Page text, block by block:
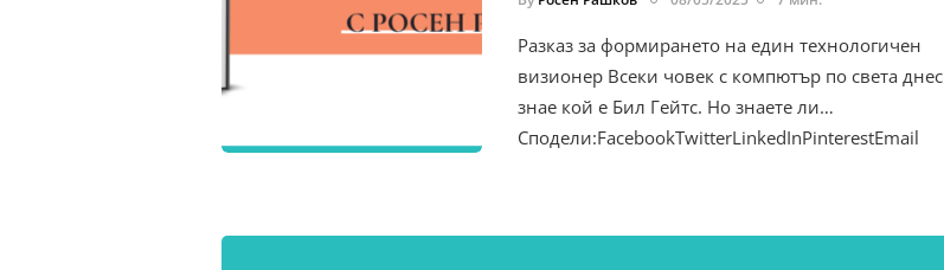
Разказ за формирането на един технологичен
визионер Всеки човек с компютър по света днес
знае кой е Бил Гейтс. Но знаете ли…
Сподели:FacebookTwitterLinkedInPinterestEmail